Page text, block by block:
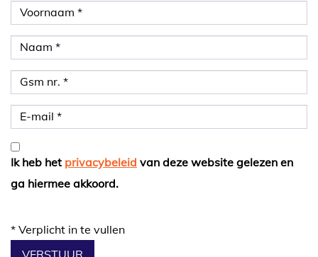
Ik heb het privacybeleid van deze website gelezen en
ga hiermee akkoord.
* Verplicht in te vullen
VERSTUUR